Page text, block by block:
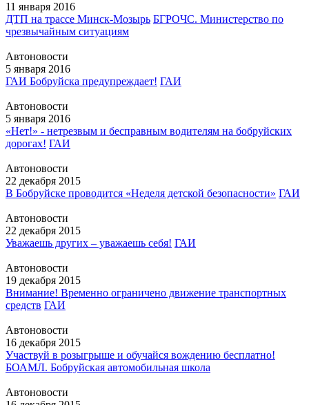
11 января 2016
ДТП на трассе Минск-Мозырь БГРОЧС. Министерство по
чрезвычайным ситуациям
Автоновости
5 января 2016
ГАИ Бобруйска предупреждает! ГАИ
Автоновости
5 января 2016
«Нет!» - нетрезвым и бесправным водителям на бобруйских
дорогах! ГАИ
Автоновости
22 декабря 2015
В Бобруйске проводится «Неделя детской безопасности» ГАИ
Автоновости
22 декабря 2015
Уважаешь других – уважаешь себя! ГАИ
Автоновости
19 декабря 2015
Внимание! Временно ограничено движение транспортных
средств ГАИ
Автоновости
16 декабря 2015
Участвуй в розыгрыше и обучайся вождению бесплатно!
БОАМЛ. Бобруйская автомобильная школа
Автоновости